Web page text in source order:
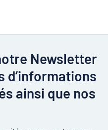
Newsletter
d’informations
ainsi que nos